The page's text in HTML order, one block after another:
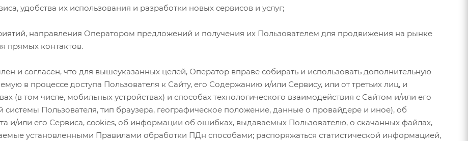
удобства их использования и разработки новых сервисов и услуг;
направления Оператором предложений и получения их Пользователем для продвижения на рынке
прямых контактов.
и согласен, что для вышеуказанных целей, Оператор вправе собирать и использовать дополнительную
в процессе доступа Пользователя к Сайту, его Содержанию и/или Сервису, или от третьих лиц, и
(в том числе, мобильных устройствах) и способах технологического взаимодействия с Сайтом и/или его
системы Пользователя, тип браузера, географическое положение, данные о провайдере и иное), об
и/или его Сервиса, cookies, об информации об ошибках, выдаваемых Пользователю, о скачанных файлах,
установленными Правилами обработки ПДн способами; распоряжаться статистической информацией,